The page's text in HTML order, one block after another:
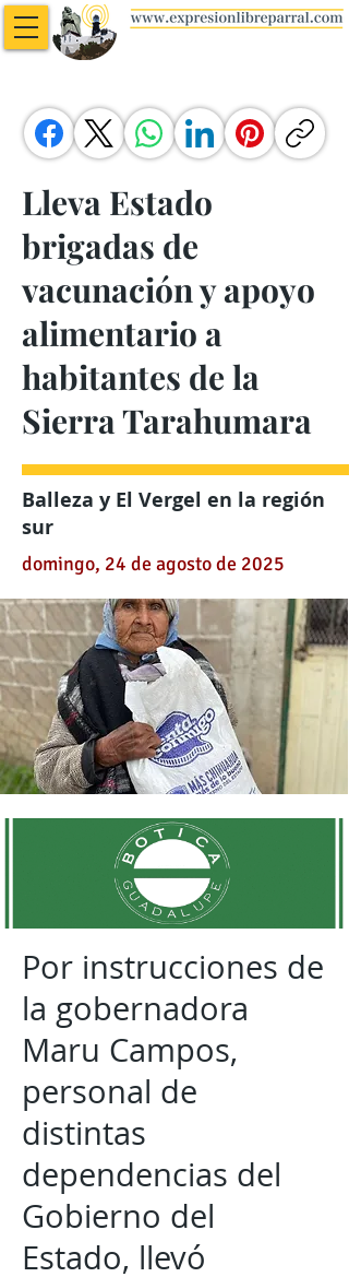
Lleva Estado
brigadas de
vacunación y apoyo
alimentario a
habitantes de la
Sierra Tarahumara
Balleza y El Vergel en la región
sur
domingo, 24 de agosto de 2025
Por instrucciones de
la gobernadora
Maru Campos,
personal de
distintas
dependencias del
Gobierno del
Estado, llevó